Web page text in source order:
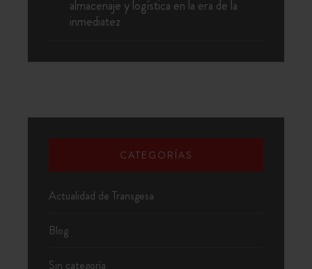
almacenaje y logística en la era de la
inmediatez
CATEGORÍAS
Actualidad de Transgesa
Blog
Sin categoría